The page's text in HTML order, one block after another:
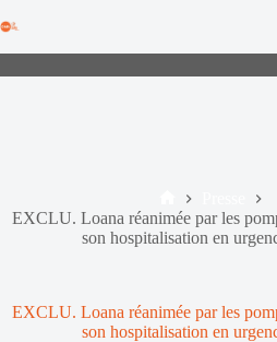
au
Accueil
EXCLU. Loana réanimée par les
son hospitalisation en
EXCLU. Loana réanimée par les
son hospitalisation en